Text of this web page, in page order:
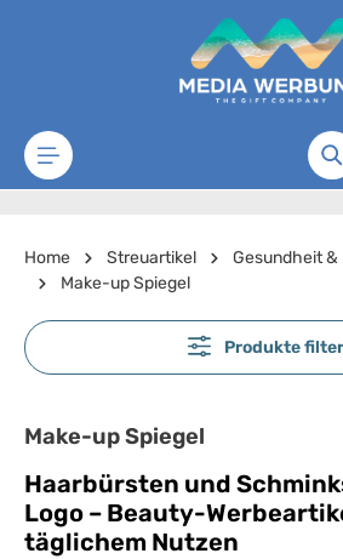
Zum Hauptinhalt springen
Home Streuartikel Gesundheit &
Make-up Spiegel
Produkte
Make-up Spiegel
Haarbürsten und
Logo – Beauty-
täglichem Nutzen